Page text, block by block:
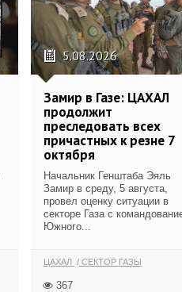
5.08.2026
Замир в Газе: ЦАХАЛ
продолжит
преследовать всех
причастных к резне 7
октября
Начальник Генштаба Эяль
Замир в среду, 5 августа,
провел оценку ситуации в
секторе Газа с
Южного...
ЦАХАЛ СЕКТОР ГАЗЫ
367